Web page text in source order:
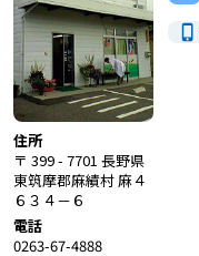
住所
〒 399 - 7701 長野県
東筑摩郡麻績村 麻４
６３４－６
電話
0263-67-4888
phone_iphone